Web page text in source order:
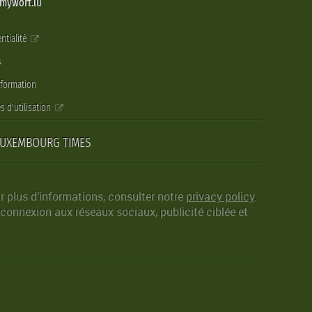
d'utilisation
TIMES
plus d’informations, consulter notreprivacy policy.
aux réseaux sociaux, publicité ciblée et